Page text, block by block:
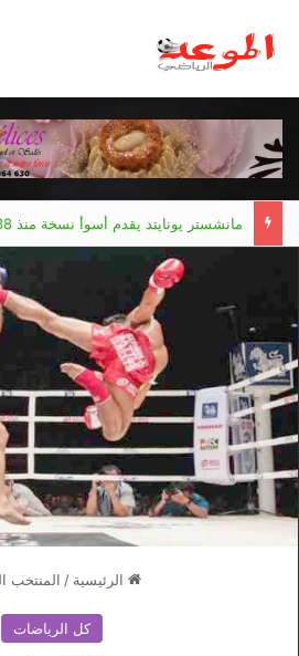
مانشستر يونايتد يقدم أسوأ نسخة منذ 38 عاما
الرئيسية / المنتخب
كل الرياضات